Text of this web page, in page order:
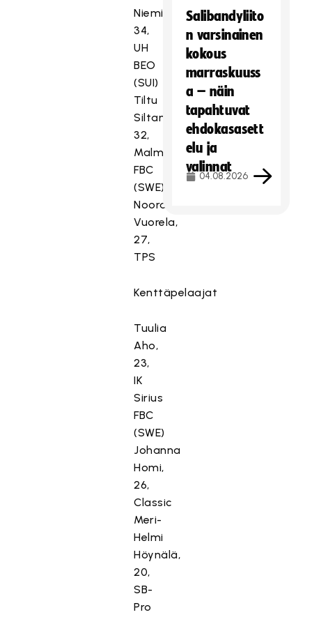
Nieminen,
34,
UH
BEO
(SUI)
Tiltu
Siltanen,
32,
Malmö
FBC
(SWE)
Noora
Vuorela,
27,
TPS
Kenttäpelaajat
Tuulia
Aho,
23,
IK
Sirius
FBC
(SWE)
Johanna
Homi,
26,
Classic
Meri-
Helmi
Höynälä,
20,
SB-
Pro
Salibandyliito
n varsinainen
kokous
marraskuuss
a – näin
tapahtuvat
ehdokasasett
elu ja
valinnat
04.08.2026